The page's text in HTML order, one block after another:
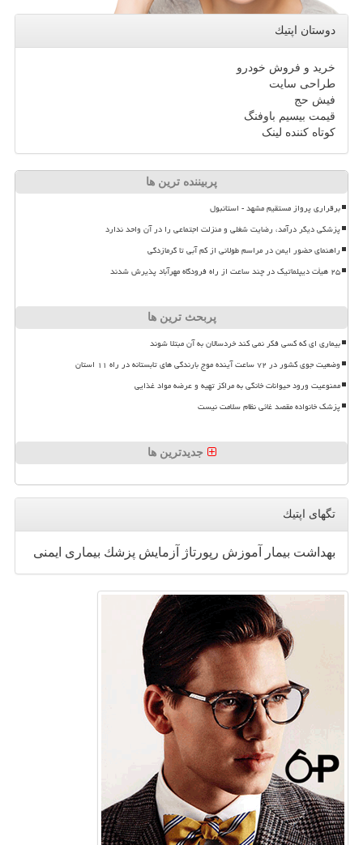
دوستان اپتیك
خرید و فروش خودرو
طراحی سایت
فیش حج
قیمت بیسیم باوفنگ
کوتاه کننده لینک
پربیننده ترین ها
برقراری پرواز مستقیم مشهد - استانبول
پزشکی دیگر درآمد، رضایت شغلی و منزلت اجتماعی را در آن واحد ندارد
راهنمای حضور ایمن در مراسم طولانی از کم آبی تا گرمازدگی
۲۵ هیأت دیپلماتیک در چند ساعت از راه فرودگاه مهرآباد پذیرش شدند
پربحث ترین ها
بیماری ای که کسی فکر نمی کند خردسالان به آن مبتلا شوند
وضعیت جوی کشور در ۷۲ ساعت آینده موج بارندگی های تابستانه در راه ۱۱ استان
ممنوعیت ورود حیوانات خانگی به مراکز تهیه و عرضه مواد غذایی
پزشک خانواده مقصد غائی نظام سلامت نیست
جدیدترین ها
تگهای اپتیك
بهداشت بیمار آموزش رپورتاژ آزمایش پزشك بیماری ایمنی